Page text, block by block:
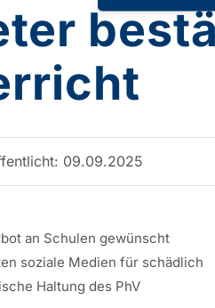
09.09.2025
an Schulen gewünscht
soziale Medien für schädlich
Haltung des PhV